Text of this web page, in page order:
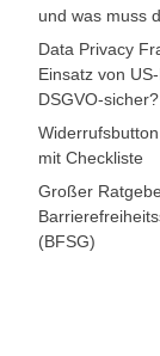
und was muss
Data Privacy
Einsatz von
DSGVO-sicher?
mit Checkliste
Großer
(BFSG)